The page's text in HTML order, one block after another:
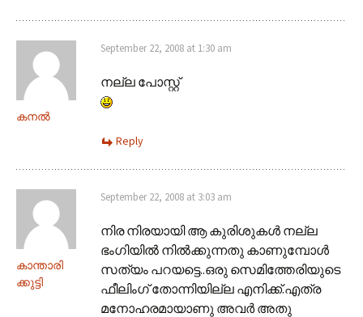
കനല്‍
September 22, 2008 at 1:30 am
നല്ല പോസ്റ്റ്
Reply
കാന്താരി
ക്കുട്ടി
September 22, 2008 at 3:03 am
നിര നിരയായി ആ കുരിശുകള്‍ നല്ല
ഭംഗിയില്‍ നില്‍ക്കുന്നതു കാണുമ്പോള്‍
സത്യം പറയട്ടെ..ഒരു സെമിത്തേരിയുടെ
ഫീലിംഗ് തോന്നിയില്ല എനിക്ക്.എത്ര
മനോഹരമായാണു അവര്‍ അതു